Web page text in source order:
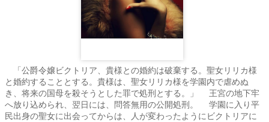
「公爵令嬢ビクトリア、貴様との婚約は破棄する。聖女リリカ様
と婚約することとする。貴様は、聖女リリカ様を学園内で虐めぬ
き、将来の国母を殺そうとした罪で処刑とする。」 王宮の地下牢
へ放り込められ、翌日には、問答無用の公開処刑。 学園に入り平
民出身の聖女に出会ってからは、人が変わったようにビクトリアに